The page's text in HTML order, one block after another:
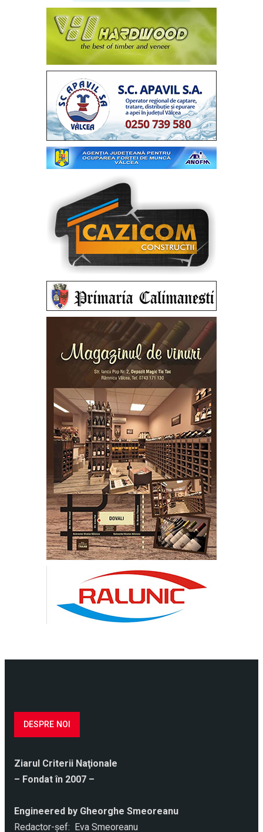
DESPRE NOI
Ziarul Criterii Naţionale
– Fondat în 2007 –
Engineered by Gheorghe Smeoreanu
Redactor-şef: Eva Smeoreanu